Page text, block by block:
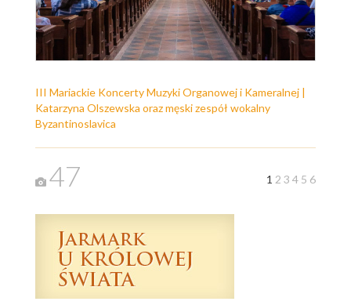
III Mariackie Koncerty Muzyki Organowej i Kameralnej |
Katarzyna Olszewska oraz męski zespół wokalny
Byzantinoslavica
47 1 2 3 4 5 6